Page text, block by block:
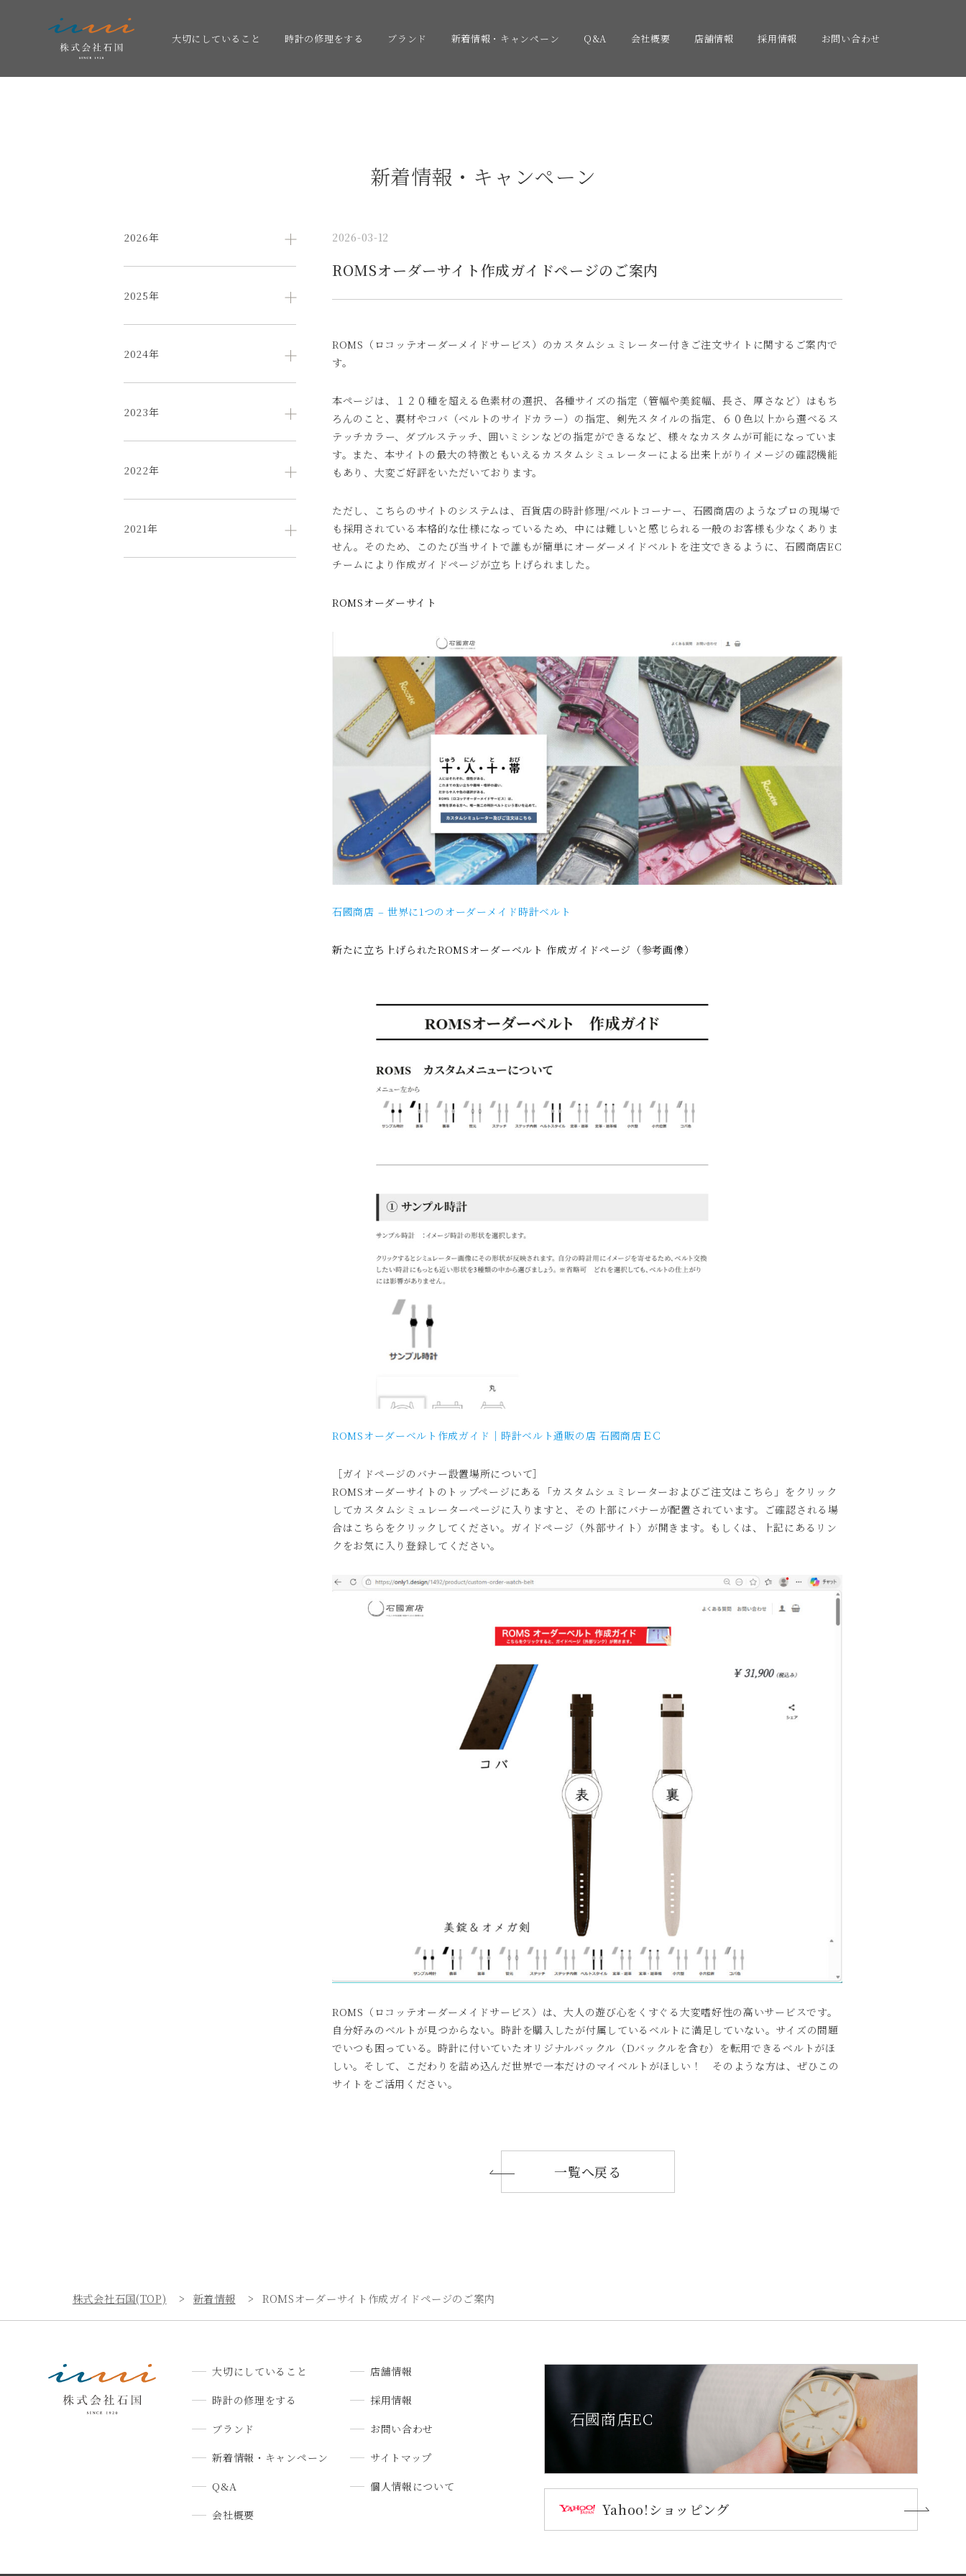
大切にしていること 時計の修理をする ブランド 新着情報・キャンペーン Q&A 会社概要 店舗情報 採用情報 お問い合わせ
新着情報・キャンペーン
2026-03-12
ROMSオーダーサイト作成ガイドページのご案内
ROMS（ロコッテオーダーメイドサービス）のカスタムシュミレーター付きご注文サイトに関するご案内で
す。
本ページは、１２０種を超える色素材の選択、各種サイズの指定（管幅や美錠幅、長さ、厚さなど）はもち
ろんのこと、裏材やコバ（ベルトのサイドカラー）の指定、剣先スタイルの指定、６０色以上から選べるス
テッチカラー、ダブルステッチ、囲いミシンなどの指定ができるなど、様々なカスタムが可能になっていま
す。また、本サイトの最大の特徴ともいえるカスタムシミュレーターによる出来上がりイメージの確認機能
もあり、大変ご好評をいただいております。
ただし、こちらのサイトのシステムは、百貨店の時計修理/ベルトコーナー、石國商店のようなプロの現場で
も採用されている本格的な仕様になっているため、中には難しいと感じられる一般のお客様も少なくありま
せん。そのため、このたび当サイトで誰もが簡単にオーダーメイドベルトを注文できるように、石國商店EC
チームにより作成ガイドページが立ち上げられました。
ROMSオーダーサイト
石國商店 – 世界に1つのオーダーメイド時計ベルト
新たに立ち上げられたROMSオーダーベルト 作成ガイドページ（参考画像）
ROMSオーダーベルト作成ガイド｜時計ベルト通販の店 石國商店ＥＣ
［ガイドページのバナー設置場所について］
ROMSオーダーサイトのトップページにある「カスタムシュミレーターおよびご注文はこちら」をクリック
してカスタムシミュレーターページに入りますと、その上部にバナーが配置されています。ご確認される場
合はこちらをクリックしてください。ガイドページ（外部サイト）が開きます。もしくは、上記にあるリン
クをお気に入り登録してください。
ROMS（ロコッテオーダーメイドサービス）は、大人の遊び心をくすぐる大変嗜好性の高いサービスです。
自分好みのベルトが見つからない。時計を購入したが付属しているベルトに満足していない。サイズの問題
でいつも困っている。時計に付いていたオリジナルバックル（Dバックルを含む）を転用できるベルトがほ
しい。そして、こだわりを詰め込んだ世界で一本だけのマイベルトがほしい！ そのような方は、ぜひこの
サイトをご活用ください。
一覧へ戻る
2026年
2025年
2024年
2023年
2022年
2021年
株式会社石国(TOP) 新着情報 ROMSオーダーサイト作成ガイドページのご案内
大切にしていること
時計の修理をする
ブランド
新着情報・キャンペーン
Q&A
会社概要
店舗情報
採用情報
お問い合わせ
サイトマップ
個人情報について
石國商店EC
Yahoo!ショッピング